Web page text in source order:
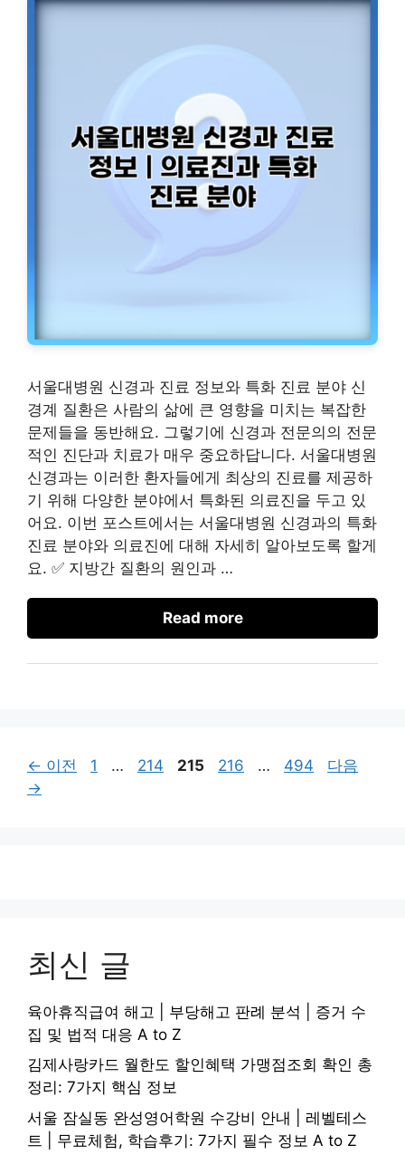
서울대병원 신경과 진료 정보와 특화 진료 분야 신
경계 질환은 사람의 삶에 큰 영향을 미치는 복잡한
문제들을 동반해요. 그렇기에 신경과 전문의의 전문
적인 진단과 치료가 매우 중요하답니다. 서울대병원
신경과는 이러한 환자들에게 최상의 진료를 제공하
기 위해 다양한 분야에서 특화된 의료진을 두고 있
어요. 이번 포스트에서는 서울대병원 신경과의 특화
진료 분야와 의료진에 대해 자세히 알아보도록 할게
요. ✅ 지방간 질환의 원인과 …
Read more
← 이전
페
1 …
페
214
페
215
페
216 …
페
494
다음
→
최신 글
육아휴직급여 해고 | 부당해고 판례 분석 | 증거 수
집 및 법적 대응 A to Z
김제사랑카드 월한도 할인혜택 가맹점조회 확인 총
정리: 7가지 핵심 정보
서울 잠실동 완성영어학원 수강비 안내 | 레벨테스
트 | 무료체험, 학습후기: 7가지 필수 정보 A to Z